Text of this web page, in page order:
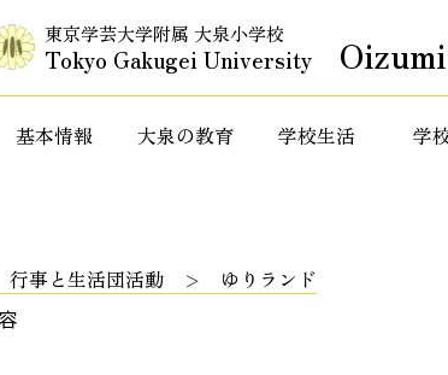
東京学芸大学附属 大泉小学校
Tokyo Gakugei University Oizumi
基本情報 大泉の教育 学校生活 学
行事と生活団活動
ゆりランド